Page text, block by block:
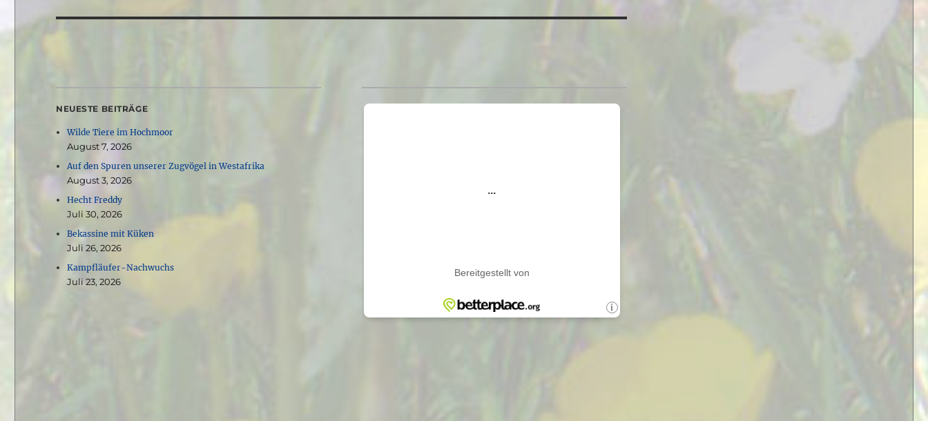
NEUESTE BEITRÄGE
Wilde Tiere im Hochmoor
August 7, 2026
Auf den Spuren unserer Zugvögel in Westafrika
August 3, 2026
Hecht Freddy
Juli 30, 2026
Bekassine mit Küken
Juli 26, 2026
Kampfläufer-Nachwuchs
Juli 23, 2026